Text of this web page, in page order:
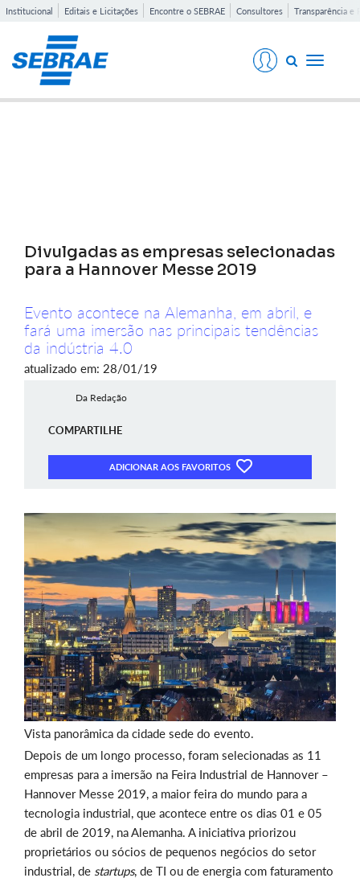
Institucional Editais e Licitações Encontre o SEBRAE Consultores Transparência e
Toggle
Divulgadas as empresas selecionadas
para a Hannover Messe 2019
Evento acontece na Alemanha, em abril, e
fará uma imersão nas principais tendências
da indústria 4.0
atualizado em: 28/01/19
Da Redação
COMPARTILHE
ADICIONAR AOS FAVORITOS
Vista panorâmica da cidade sede do evento.
Depois de um longo processo, foram selecionadas as 11
empresas para a imersão na Feira Industrial de Hannover –
Hannover Messe 2019, a maior feira do mundo para a
tecnologia industrial, que acontece entre os dias 01 e 05
de abril de 2019, na Alemanha. A iniciativa priorizou
proprietários ou sócios de pequenos negócios do setor
industrial, de startups, de TI ou de energia com faturamento